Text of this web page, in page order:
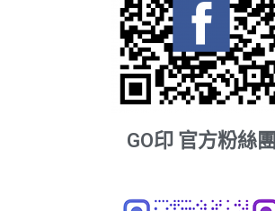
GO印 官方粉絲團